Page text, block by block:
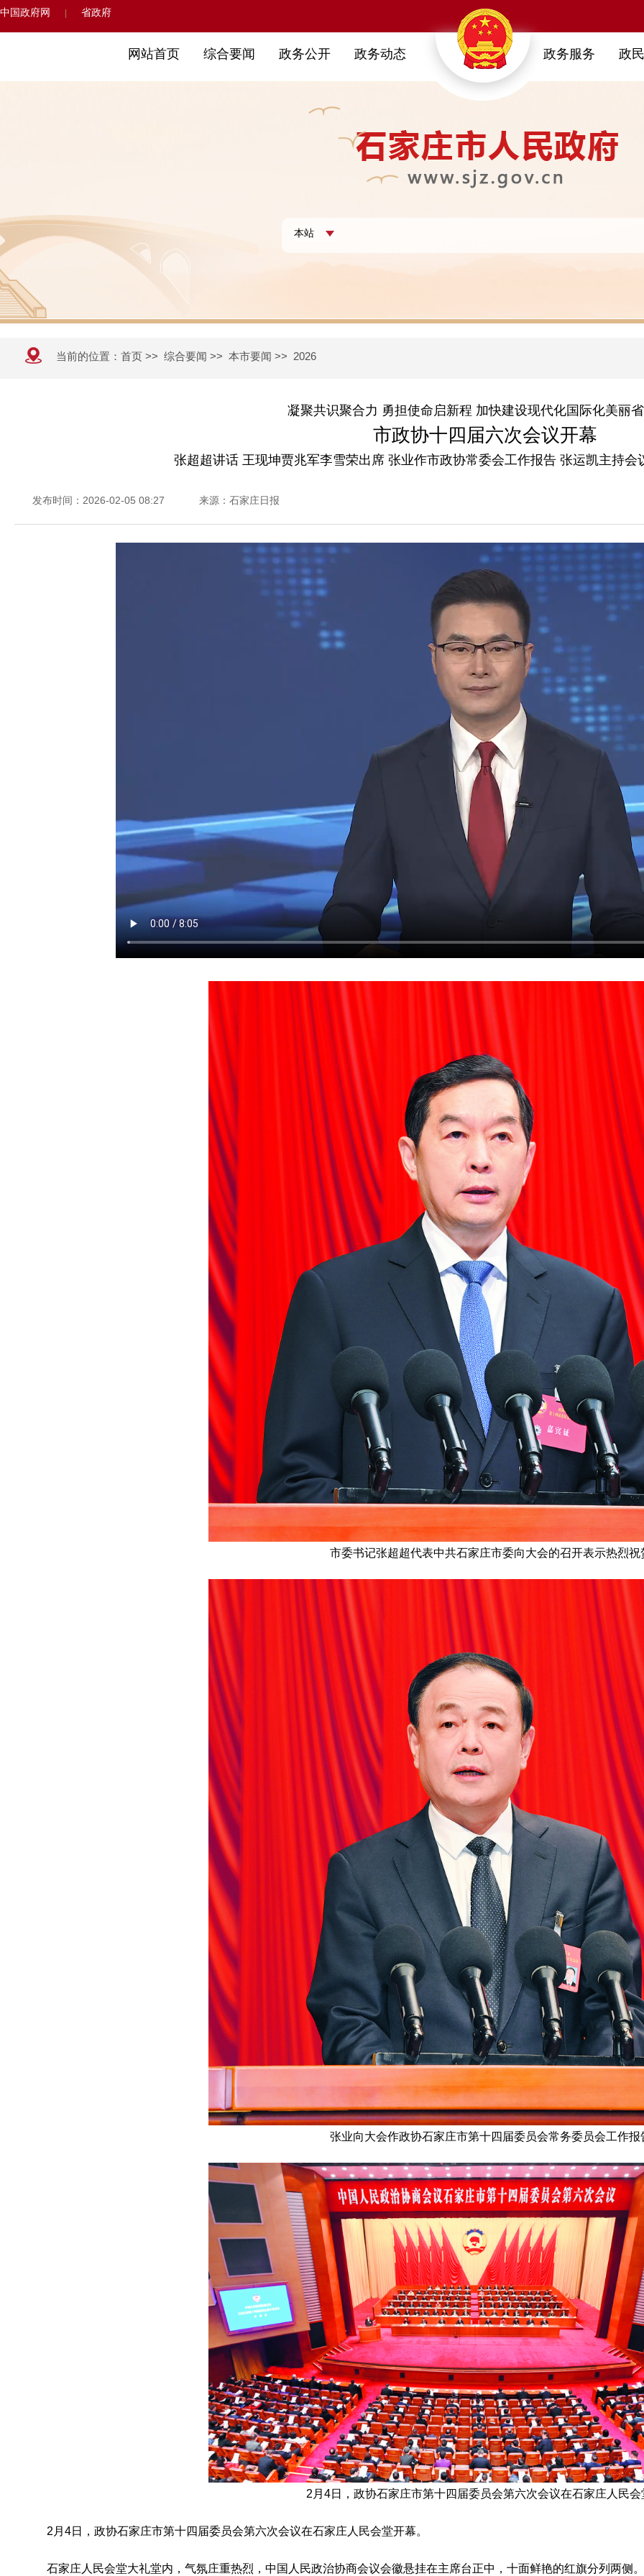
中国政府网 省政府
网站首页 综合要闻 政务公开 政务动态 政务服务 政
当前的位置： 首页 >> 综合要闻 >> 本市要闻 >> 2026
凝聚共识聚合力 勇担使命启新程 加快建设现代化国际化美丽
市政协十四届六次会议开幕
张超超讲话 王现坤贾兆军李雪荣出席 张业作市政协常委会工作报告 张运凯主持会
发布时间：2026-02-05 08:27 来源：石家庄日报
市委书记张超超代表中共石家庄市委向大会的召开表示热烈祝
张业向大会作政协石家庄市第十四届委员会常务委员会工作报
2月4日，政协石家庄市第十四届委员会第六次会议在石家庄人民
2月4日，政协石家庄市第十四届委员会第六次会议在石家庄人民会堂开幕。
石家庄人民会堂大礼堂内，气氛庄重热烈，中国人民政治协商会议会徽悬挂在主席台正中，十面鲜艳的红旗分列两侧